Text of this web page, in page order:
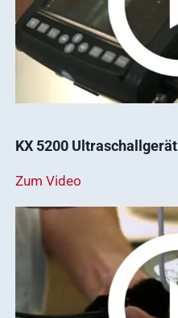
KX 5200 Ultraschallgerät
Zum Video